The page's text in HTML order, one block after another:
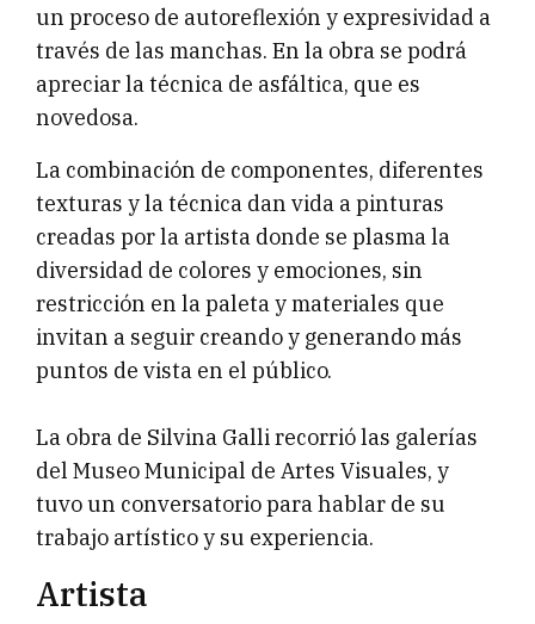
un proceso de autoreflexión y expresividad a
través de las manchas. En la obra se podrá
apreciar la técnica de asfáltica, que es
novedosa.
La combinación de componentes, diferentes
texturas y la técnica dan vida a pinturas
creadas por la artista donde se plasma la
diversidad de colores y emociones, sin
restricción en la paleta y materiales que
invitan a seguir creando y generando más
puntos de vista en el público.
La obra de Silvina Galli recorrió las galerías
del Museo Municipal de Artes Visuales, y
tuvo un conversatorio para hablar de su
trabajo artístico y su experiencia.
Artista